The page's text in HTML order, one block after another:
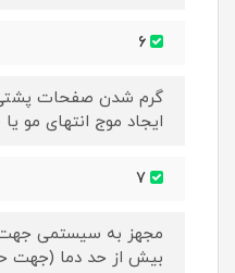
ایجاد موج انتهای مو
مجهز به سیستمی جهت
بیش از حد دما (جهت